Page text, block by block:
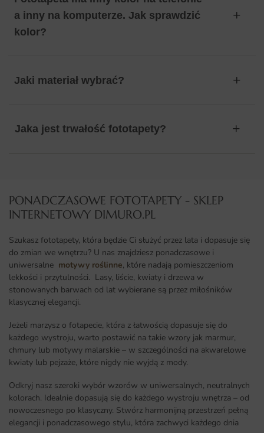
a inny na komputerze. Jak sprawdzić
kolor?
Jaki materiał wybrać?
Jaka jest trwałość fototapety?
PONADCZASOWE FOTOTAPETY - SKLEP
INTERNETOWY DIMURO.PL​
Szukasz fototapety, która będzie Ci służyć przez lata i dopasuje się
do zmian we wnętrzu? U nas znajdziesz ponadczasowe i
uniwersalne motywy roślinne, które nadają pomieszczeniom
lekkości i przytulności. Lasy, liście, kwiaty i drzewa w
stonowanych barwach od lat wybierane są przez miłośników
klasycznej elegancji.
Jeżeli marzysz o fotapecie, która z łatwością dopasuje się do
każdego wystroju, warto postawić na takie wzory jak marmur,
chmury lub motywy malarskie – w szczególności na akwarelowe
kwiaty lub pejzaże, które nigdy nie wyjdą z mody.
Odkryj nasz szeroki wybór wzorów w uniwersalnych, neutralnych
kolorach. Idealnie dopasują się do każdego wystroju wnętrza – od
nowoczesnego po klasyczny. Stwórz harmonijną przestrzeń pełną
elegancji i ponadczasowego stylu, która zachwyci każdego dnia